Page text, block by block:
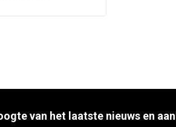
van het laatste nieuws en